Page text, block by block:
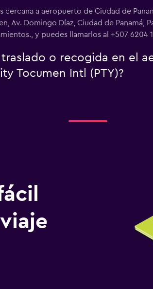
cercana a aeropuerto de Ciudad de
Av. Domingo Díaz, Ciudad de Panamá,
y puedes llamarlos al +507 6204
o recogida en el
Tocumen Intl (PTY)?